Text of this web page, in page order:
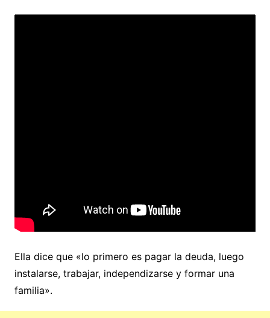
Ella dice que «lo primero es pagar la deuda, luego
instalarse, trabajar, independizarse y formar una
familia».